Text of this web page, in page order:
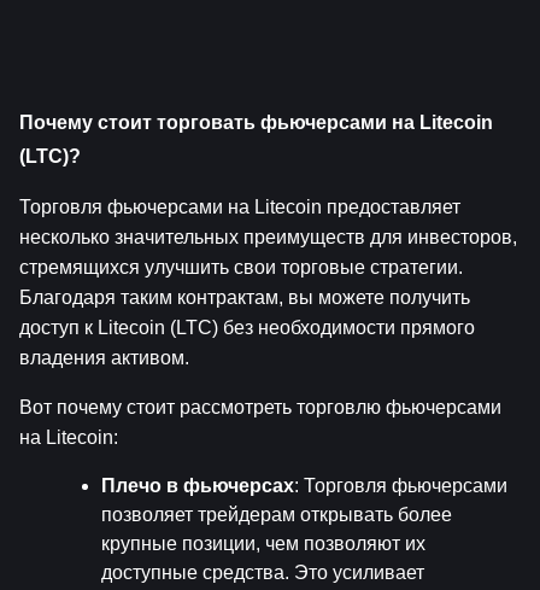
Почему стоит торговать фьючерсами на Litecoin
(LTC)?
Торговля фьючерсами на Litecoin предоставляет
несколько значительных преимуществ для инвесторов,
стремящихся улучшить свои торговые стратегии.
Благодаря таким контрактам, вы можете получить
доступ к Litecoin (LTC) без необходимости прямого
владения активом.
Вот почему стоит рассмотреть торговлю фьючерсами
на Litecoin:
Плечо в фьючерсах: Торговля фьючерсами
позволяет трейдерам открывать более
крупные позиции, чем позволяют их
доступные средства. Это усиливает